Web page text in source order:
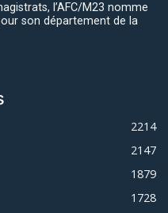
l’AFC/M23 nomme
son département de la
2214
2147
1879
1728